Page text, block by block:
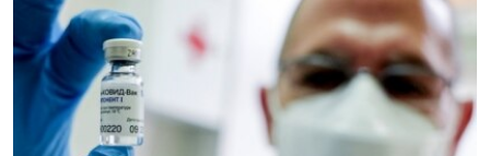
СПОРТ
АРХИВ
Հայերեն